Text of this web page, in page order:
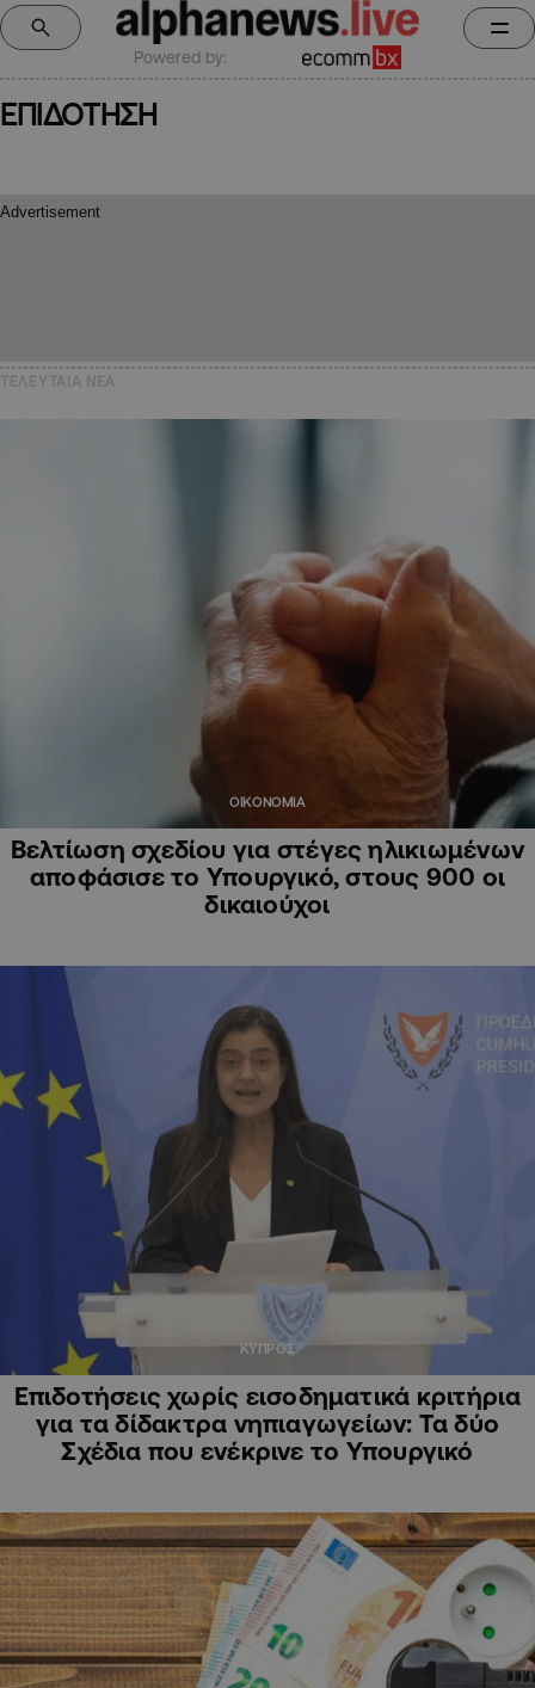
Powered by:
ΕΠΙΔΟΤΗΣΗ
ΟΙΚΟΝΟΜΙΑ
Βελτίωση σχεδίου για στέγες ηλικιωμένων
αποφάσισε το Υπουργικό, στους 900 οι
δικαιούχοι
ΚΥΠΡΟΣ
Επιδοτήσεις χωρίς εισοδηματικά κριτήρια
για τα δίδακτρα νηπιαγωγείων: Τα δύο
Σχέδια που ενέκρινε το Υπουργικό